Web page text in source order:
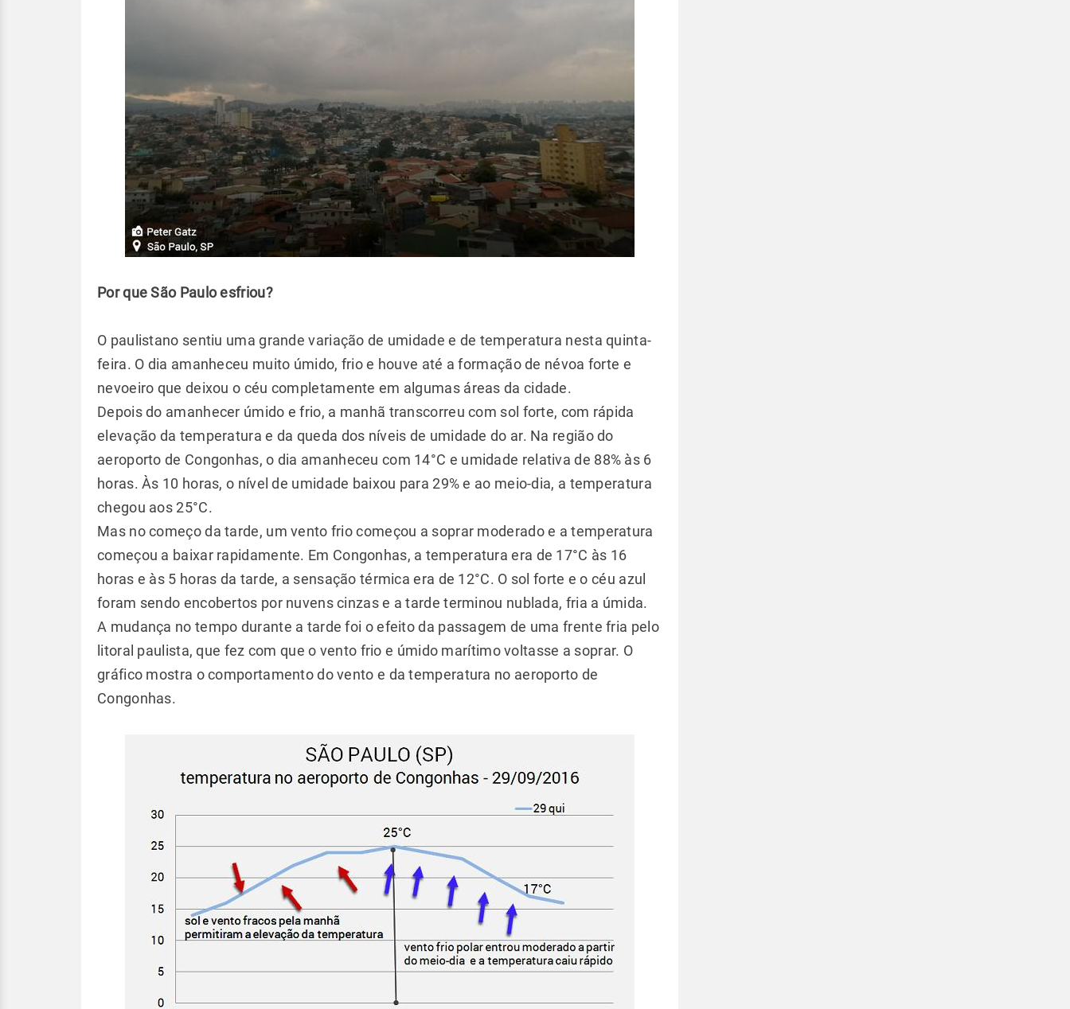
Por que São Paulo esfriou?
O paulistano sentiu uma grande variação de umidade e de temperatura nesta quinta-
feira. O dia amanheceu muito úmido, frio e houve até a formação de névoa forte e
nevoeiro que deixou o céu completamente em algumas áreas da cidade.
Depois do amanhecer úmido e frio, a manhã transcorreu com sol forte, com rápida
elevação da temperatura e da queda dos níveis de umidade do ar. Na região do
aeroporto de Congonhas, o dia amanheceu com 14°C e umidade relativa de 88% às 6
horas. Às 10 horas, o nível de umidade baixou para 29% e ao meio-dia, a temperatura
chegou aos 25°C.
Mas no começo da tarde, um vento frio começou a soprar moderado e a temperatura
começou a baixar rapidamente. Em Congonhas, a temperatura era de 17°C às 16
horas e às 5 horas da tarde, a sensação térmica era de 12°C. O sol forte e o céu azul
foram sendo encobertos por nuvens cinzas e a tarde terminou nublada, fria a úmida.
A mudança no tempo durante a tarde foi o efeito da passagem de uma frente fria pelo
litoral paulista, que fez com que o vento frio e úmido marítimo voltasse a soprar. O
gráfico mostra o comportamento do vento e da temperatura no aeroporto de
Congonhas.